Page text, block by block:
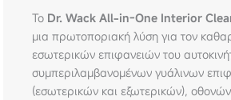
Το Dr. Wack All-in-One Interior
μια πρωτοποριακή λύση για τον
εσωτερικών επιφανειών του
συμπεριλαμβανομένων γυάλινων
(εσωτερικών και εξωτερικών),